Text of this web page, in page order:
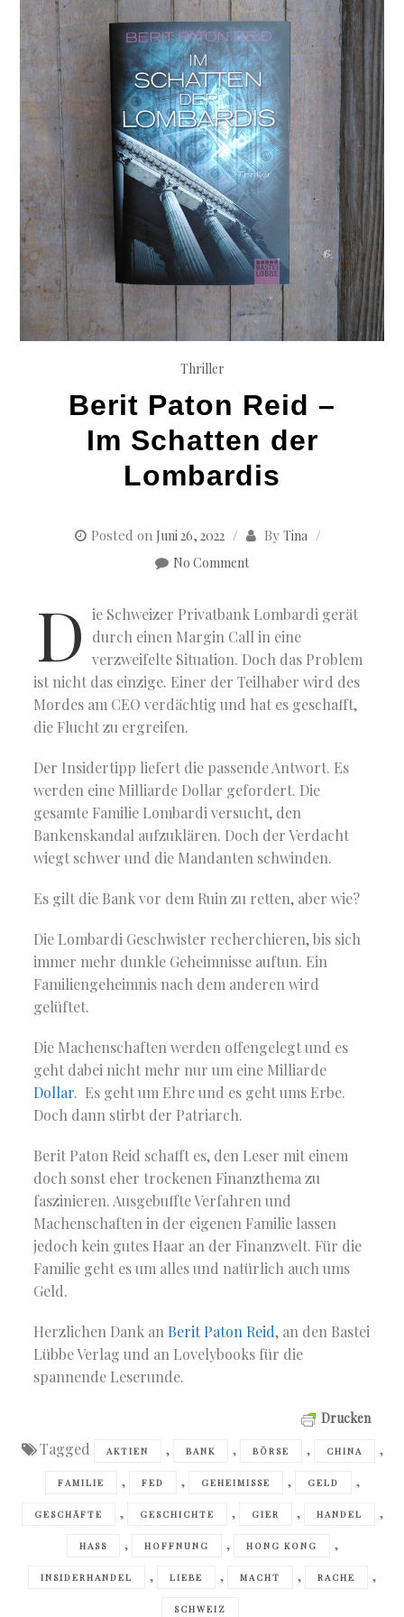
Thriller
Berit Paton Reid –
Im Schatten der
Lombardis
Posted on Juni 26, 2022 By Tina
No Comment
D ie Schweizer Privatbank Lombardi gerät
durch einen Margin Call in eine
verzweifelte Situation. Doch das Problem
ist nicht das einzige. Einer der Teilhaber wird des
Mordes am CEO verdächtig und hat es geschafft,
die Flucht zu ergreifen.
Der Insidertipp liefert die passende Antwort. Es
werden eine Milliarde Dollar gefordert. Die
gesamte Familie Lombardi versucht, den
Bankenskandal aufzuklären. Doch der Verdacht
wiegt schwer und die Mandanten schwinden.
Es gilt die Bank vor dem Ruin zu retten, aber wie?
Die Lombardi Geschwister recherchieren, bis sich
immer mehr dunkle Geheimnisse auftun. Ein
Familiengeheimnis nach dem anderen wird
gelüftet.
Die Machenschaften werden offengelegt und es
geht dabei nicht mehr nur um eine Milliarde
Dollar. Es geht um Ehre und es geht ums Erbe.
Doch dann stirbt der Patriarch.
Berit Paton Reid schafft es, den Leser mit einem
doch sonst eher trockenen Finanzthema zu
faszinieren. Ausgebuffte Verfahren und
Machenschaften in der eigenen Familie lassen
jedoch kein gutes Haar an der Finanzwelt. Für die
Familie geht es um alles und natürlich auch ums
Geld.
Herzlichen Dank an Berit Paton Reid, an den Bastei
Lübbe Verlag und an Lovelybooks für die
spannende Leserunde.
Drucken
Tagged AKTIEN , BANK , BÖRSE , CHINA ,
FAMILIE , FED , GEHEIMISSE , GELD ,
GESCHÄFTE , GESCHICHTE , GIER , HANDEL ,
HASS , HOFFNUNG , HONG KONG ,
INSIDERHANDEL , LIEBE , MACHT , RACHE ,
SCHWEIZ